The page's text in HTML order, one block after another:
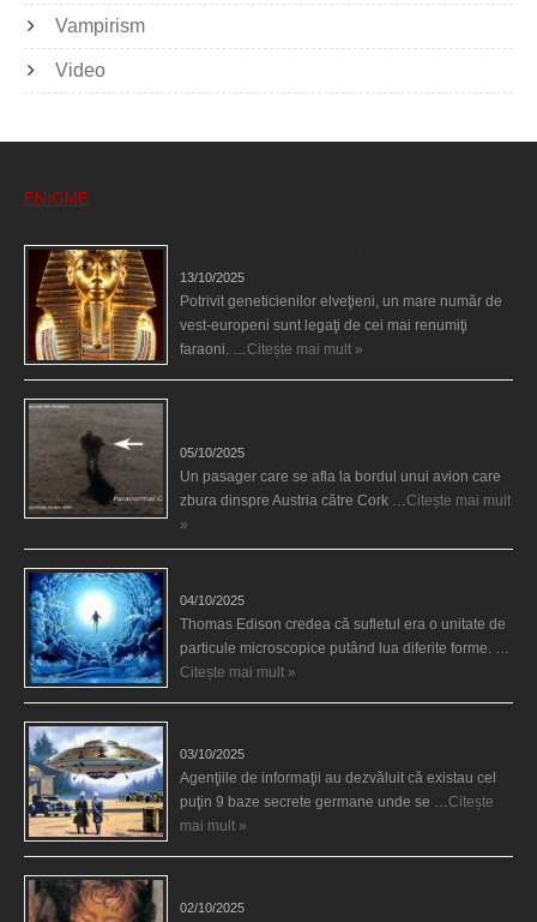
Vampirism
Video
ENIGME
13/10/2025
Potrivit geneticienilor elveţieni, un mare număr de
vest-europeni sunt legaţi de cei mai renumiţi
faraoni. …Citește mai mult »
05/10/2025
Un pasager care se afla la bordul unui avion care
zbura dinspre Austria către Cork …Citește mai mult
»
04/10/2025
Thomas Edison credea că sufletul era o unitate de
particule microscopice putând lua diferite forme. …
Citește mai mult »
03/10/2025
Agenţiile de informaţii au dezvăluit că existau cel
puţin 9 baze secrete germane unde se …Citește
mai mult »
02/10/2025